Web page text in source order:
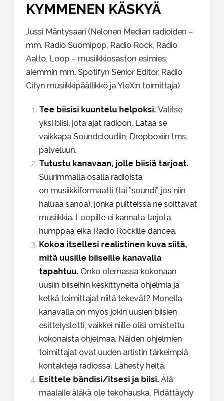
KYMMENEN KÄSKYÄ
Jussi Mäntysaari (Nelonen Median radioiden –
mm. Radio Suomipop, Radio Rock, Radio
Aalto, Loop – musiikkiosaston esimies,
aiemmin mm. Spotifyn Senior Editor, Radio
Cityn musiikkipäällikkö ja YleX:n toimittaja)
Tee biisisi kuuntelu helpoksi.Valitse
yksi biisi, jota ajat radioon. Lataa se
vaikkapa Soundcloudiin, Dropboxiin tms.
palveluun.
Tutustu kanavaan, jolle biisiä tarjoat.
Suurimmalla osalla radioista
on musiikkiformaatti (tai ”soundi”, jos niin
haluaa sanoa), jonka puitteissa ne soittavat
musiikkia. Loopille ei kannata tarjota
humppaa eikä Radio Rockille dancea.
Kokoa itsellesi realistinen kuva siitä,
mitä uusille biiseille kanavalla
tapahtuu.Onko olemassa kokonaan
uusiin biiseihin keskittyneitä ohjelmia ja
ketkä toimittajat niitä tekevät? Monella
kanavalla on myös jokin uusien biisien
esittelyslotti, vaikkei niille olisi omistettu
kokonaista ohjelmaa. Näiden ohjelmien
toimittajat ovat uuden artistin tärkeimpiä
kontakteja radiossa. Lähesty heitä.
Esittele bändisi/itsesi ja biisi.Älä
maalaile äläkä ole tekohauska. Pidättäydy